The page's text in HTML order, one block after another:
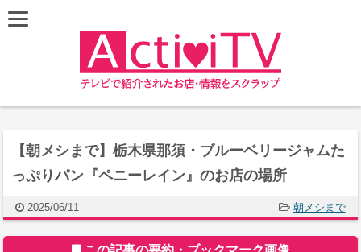
【朝メシまで】栃木県那須・ブルーベリージャムた
っぷりパン『ペニーレイン』のお店の場所
2025/06/11 朝メシまで